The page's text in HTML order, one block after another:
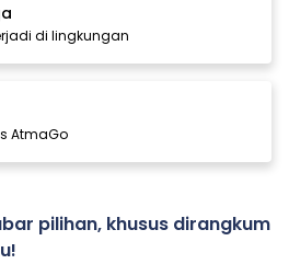
di lingkungan
AtmaGo
pilihan, khusus dirangkum